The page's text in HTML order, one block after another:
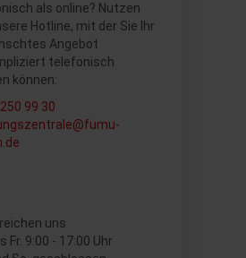
als online? Nutzen
Hotline, mit der Sie Ihr
Angebot
telefonisch
können:
99 30
uns
Fr. 9:00 - 17:00 Uhr